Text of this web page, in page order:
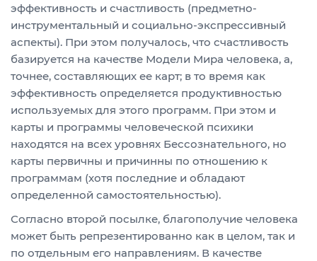
эффективность и счастливость (предметно-
инструментальный и социально-экспрессивный
аспекты). При этом получалось, что счастливость
базируется на качестве Модели Мира человека, а,
точнее, составляющих ее карт; в то время как
эффективность определяется продуктивностью
используемых для этого программ. При этом и
карты и программы человеческой психики
находятся на всех уровнях Бессознательного, но
карты первичны и причинны по отношению к
программам (хотя последние и обладают
определенной самостоятельностью).
Согласно второй посылке, благополучие человека
может быть репрезентированно как в целом, так и
по отдельным его направлениям. В качестве